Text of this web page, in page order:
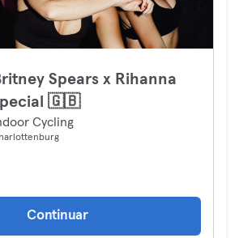
Spears x Rihanna
🇬🇧
Cycling
Continuar